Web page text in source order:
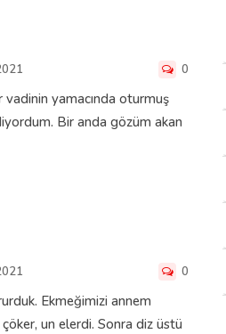
0
yamacında oturmuş
Bir anda gözüm akan
0
Ekmeğimizi annem
un elerdi. Sonra diz üstü